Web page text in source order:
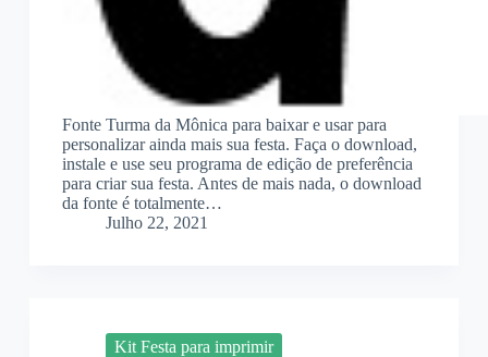
Fonte Turma da Mônica para baixar e usar para
personalizar ainda mais sua festa. Faça o download,
instale e use seu programa de edição de preferência
para criar sua festa. Antes de mais nada, o download
da fonte é totalmente…
Julho 22, 2021
Kit Festa para imprimir